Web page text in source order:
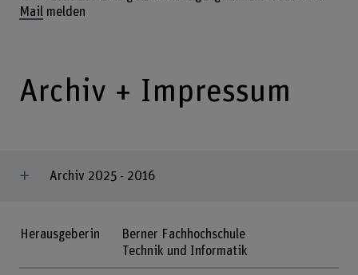
Mail
melden
Archiv + Impressum
Archiv 2025 - 2016
Herausgeberin
Berner Fachhochschule
Technik und Informatik